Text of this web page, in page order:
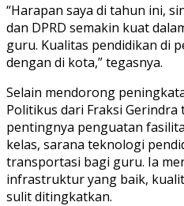
“Harapan saya di tahun ini,
dan DPRD semakin kuat
guru. Kualitas pendidikan di
dengan di kota,” tegasnya.
Selain mendorong
Politikus dari Fraksi
pentingnya penguatan
kelas, sarana teknologi
transportasi bagi guru. Ia
infrastruktur yang baik,
sulit ditingkatkan.